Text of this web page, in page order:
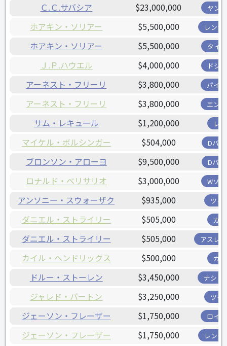
Ｃ.Ｃ.サバシア $23,000,000 ヤン
ホアキン・ソリアー $5,500,000 レンジ
ホアキン・ソリアー $5,500,000 タイ
Ｊ.Ｐ.ハウエル $4,000,000 ドジ
アーネスト・フリーリ $3,800,000 パイ
アーネスト・フリーリ $3,800,000 エン
サム・レキュール $1,200,000 レ
マイケル・ボルシンガー $504,000 Dバ
ブロンソン・アローヨ $9,500,000 Dバ
ロナルド・ベリサリオ $3,000,000 Wソ
アンソニー・スウォーザク $935,000 ツイ
ダニエル・ストライリー $505,000 カ
ダニエル・ストライリー $505,000 アスレ
カイル・ヘンドリックス $500,000 カ
ドルー・ストーレン $3,450,000 ナショ
ジャレド・バートン $3,250,000 ツイ
ジェーソン・フレーザー $1,750,000 ロイ
ジェーソン・フレーザー $1,750,000 レンジ